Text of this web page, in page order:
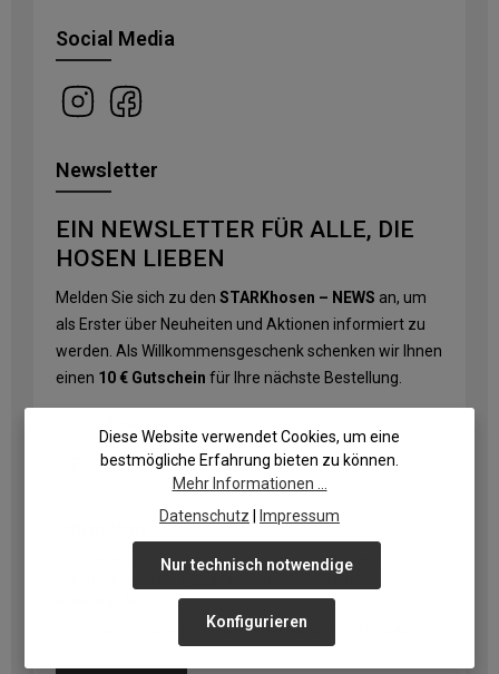
Social Media
Newsletter
EIN NEWSLETTER FÜR ALLE, DIE
HOSEN LIEBEN
Melden Sie sich zu den STARKhosen – NEWS an, um
als Erster über Neuheiten und Aktionen informiert zu
werden. Als Willkommensgeschenk schenken wir Ihnen
einen 10 € Gutschein für Ihre nächste Bestellung.
Datenschutzbestimmungenzur Kenntnis
Die mit einem Stern (*) markierten Felder sind Pflichtfelder.
Diese Website verwendet Cookies, um eine
bestmögliche Erfahrung bieten zu können.
Mehr Informationen ...
Datenschutz
Impressum
Nur technisch notwendige
Konfigurieren